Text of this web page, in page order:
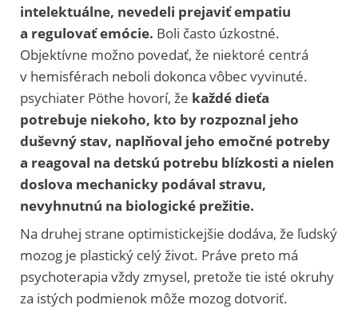
intelektuálne, nevedeli prejaviť empatiu
a regulovať emócie. Boli často úzkostné.
Objektívne možno povedať, že niektoré centrá
v hemisférach neboli dokonca vôbec vyvinuté.
psychiater Pöthe hovorí, že každé dieťa
potrebuje niekoho, kto by rozpoznal jeho
duševný stav, naplňoval jeho emočné potreby
a reagoval na detskú potrebu blízkosti a nielen
doslova mechanicky podával stravu,
nevyhnutnú na biologické prežitie.
Na druhej strane optimistickejšie dodáva, že ľudský
mozog je plastický celý život. Práve preto má
psychoterapia vždy zmysel, pretože tie isté okruhy
za istých podmienok môže mozog dotvoriť.